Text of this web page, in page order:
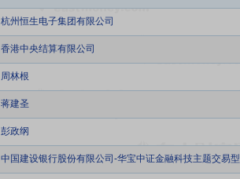
杭州恒生电子集团有限公司
香港中央结算有限公司
周林根
蒋建圣
彭政纲
中国建设银行股份有限公司-华宝中证金融科技主题交易